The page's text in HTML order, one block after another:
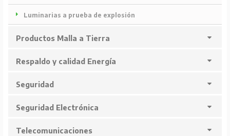
Luminarias a prueba de explosión
Productos Malla a Tierra
Respaldo y calidad Energía
Seguridad
Seguridad Electrónica
Telecomunicaciones